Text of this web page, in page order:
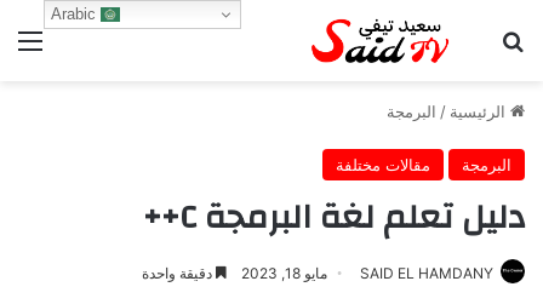
بحث عن
الرئيسية / البرمجة
البرمجة مقالات مختلفة
دليل تعلم لغة البرمجة C++
SAID EL HAMDANY مايو 18, 2023 دقيقة واحدة